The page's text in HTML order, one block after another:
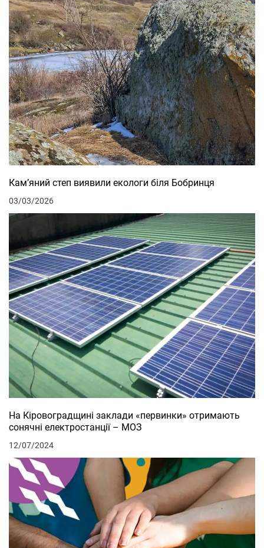
Кам’яний степ виявили екологи біля Бобринця
03/03/2026
На Кіровоградщині заклади «первинки» отримають
сонячні електростанції – МОЗ
12/07/2024